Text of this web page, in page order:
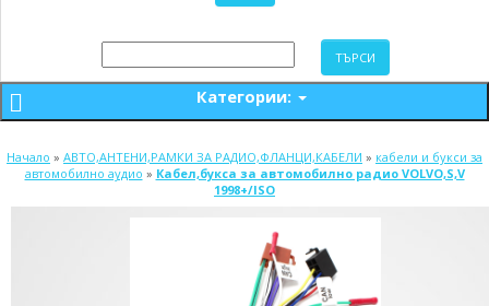
Категории:
Начало » АВТО,АНТЕНИ,РАМКИ ЗА РАДИО,ФЛАНЦИ,КАБЕЛИ » кабели и букси за
автомобилно аудио » Кабел,букса за автомобилно радио VOLVO,S,V
1998+/ISO